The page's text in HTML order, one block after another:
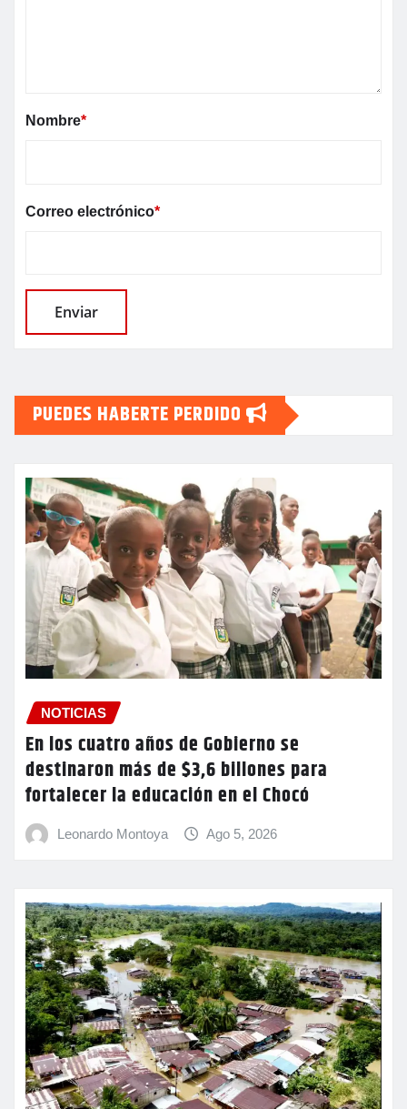
Nombre*
Correo electrónico*
PUEDES HABERTE PERDIDO
NOTICIAS
En los cuatro años de Gobierno se
destinaron más de $3,6 billones para
fortalecer la educación en el Chocó
Leonardo Montoya Ago 5, 2026